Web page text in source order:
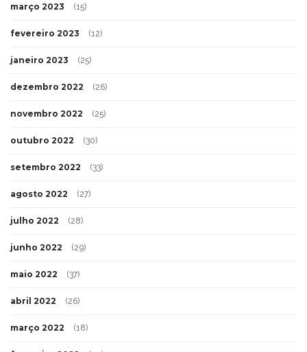
março 2023 (15)
fevereiro 2023 (12)
janeiro 2023 (25)
dezembro 2022 (26)
novembro 2022 (25)
outubro 2022 (30)
setembro 2022 (33)
agosto 2022 (27)
julho 2022 (28)
junho 2022 (29)
maio 2022 (37)
abril 2022 (26)
março 2022 (18)